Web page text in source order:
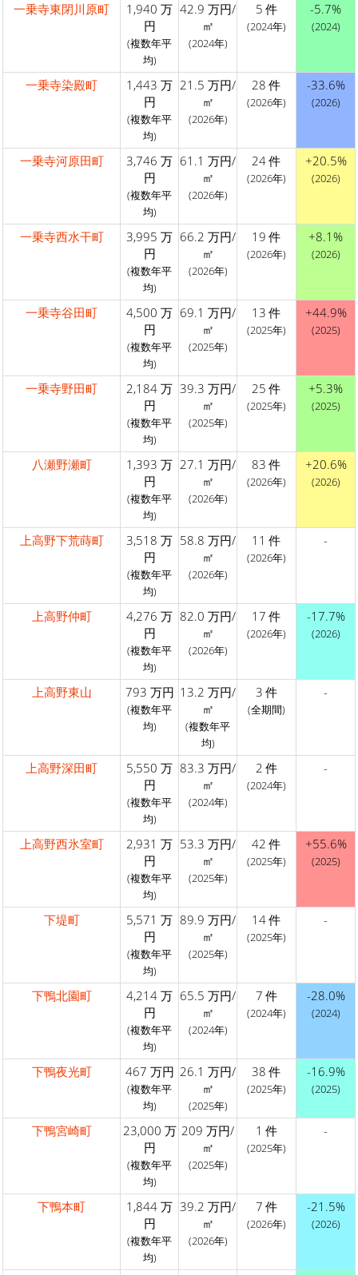
一乗寺東閉川原町
1,940 万
円
(複数年平
均)
42.9 万円/
㎡
(2024年)
5 件
(2024年)
-5.7%
(2024)
一乗寺染殿町
1,443 万
円
(複数年平
均)
21.5 万円/
㎡
(2026年)
28 件
(2026年)
-33.6%
(2026)
一乗寺河原田町
3,746 万
円
(複数年平
均)
61.1 万円/
㎡
(2026年)
24 件
(2026年)
+20.5%
(2026)
一乗寺西水干町
3,995 万
円
(複数年平
均)
66.2 万円/
㎡
(2026年)
19 件
(2026年)
+8.1%
(2026)
一乗寺谷田町
4,500 万
円
(複数年平
均)
69.1 万円/
㎡
(2025年)
13 件
(2025年)
+44.9%
(2025)
一乗寺野田町
2,184 万
円
(複数年平
均)
39.3 万円/
㎡
(2025年)
25 件
(2025年)
+5.3%
(2025)
八瀬野瀬町
1,393 万
円
(複数年平
均)
27.1 万円/
㎡
(2026年)
83 件
(2026年)
+20.6%
(2026)
上高野下荒蒔町
3,518 万
円
(複数年平
均)
58.8 万円/
㎡
(2026年)
11 件
(2026年)
-
上高野仲町
4,276 万
円
(複数年平
均)
82.0 万円/
㎡
(2026年)
17 件
(2026年)
-17.7%
(2026)
上高野東山 793 万円
(複数年平
均)
13.2 万円/
㎡
(複数年平
均)
3 件
(全期間)
-
上高野深田町
5,550 万
円
(複数年平
均)
83.3 万円/
㎡
(2024年)
2 件
(2024年)
-
上高野西氷室町
2,931 万
円
(複数年平
均)
53.3 万円/
㎡
(2025年)
42 件
(2025年)
+55.6%
(2025)
下堤町
5,571 万
円
(複数年平
均)
89.9 万円/
㎡
(2025年)
14 件
(2025年)
-
下鴨北園町
4,214 万
円
(複数年平
均)
65.5 万円/
㎡
(2024年)
7 件
(2024年)
-28.0%
(2024)
下鴨夜光町 467 万円
(複数年平
均)
26.1 万円/
㎡
(2025年)
38 件
(2025年)
-16.9%
(2025)
下鴨宮崎町
23,000 万
円
(複数年平
均)
209 万円/
㎡
(2025年)
1 件
(2025年)
-
下鴨本町
1,844 万
円
(複数年平
均)
39.2 万円/
㎡
(2026年)
7 件
(2026年)
-21.5%
(2026)